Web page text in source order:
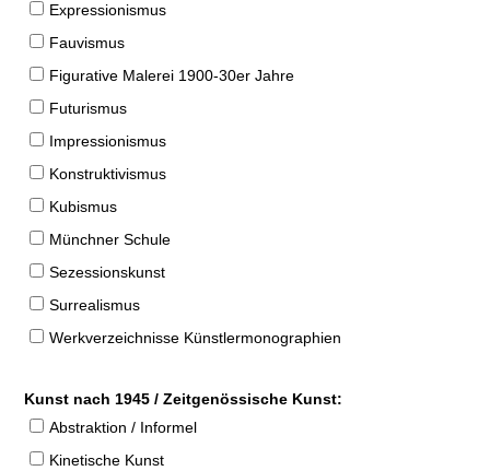
Expressionismus
Fauvismus
Figurative Malerei 1900-30er Jahre
Futurismus
Impressionismus
Konstruktivismus
Kubismus
Münchner Schule
Sezessionskunst
Surrealismus
Werkverzeichnisse Künstlermonographien
Kunst nach 1945 / Zeitgenössische Kunst:
Abstraktion / Informel
Kinetische Kunst